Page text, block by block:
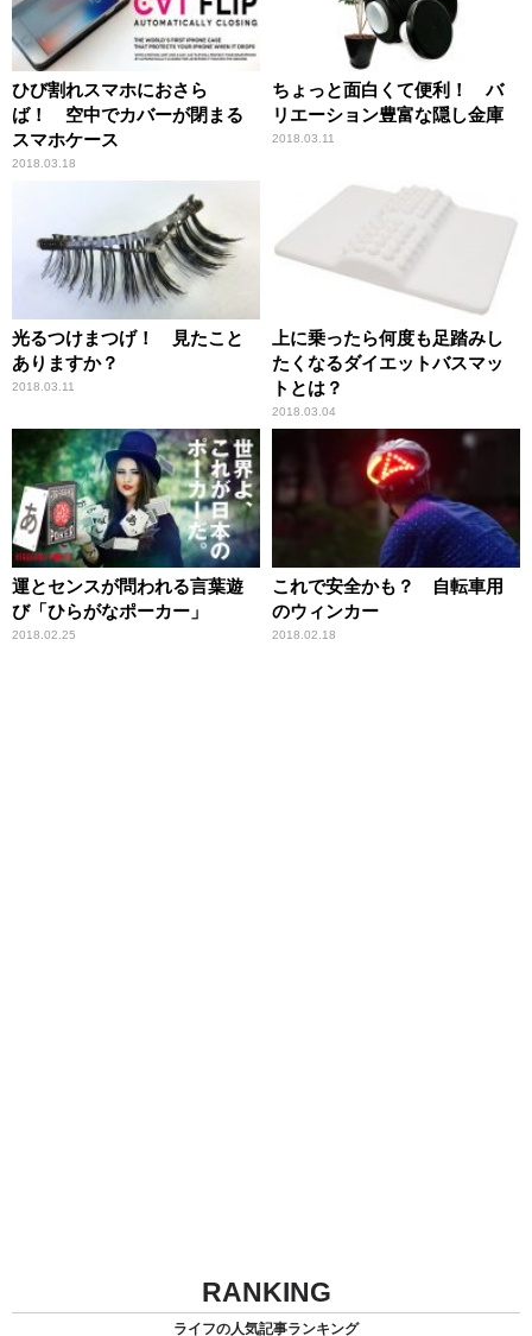
ひび割れスマホにおさら
ば！ 空中でカバーが閉まる
スマホケース
2018.03.18
ちょっと面白くて便利！ バ
リエーション豊富な隠し金庫
2018.03.11
光るつけまつげ！ 見たこと
ありますか？
2018.03.11
上に乗ったら何度も足踏みし
たくなるダイエットバスマッ
トとは？
2018.03.04
運とセンスが問われる言葉遊
び「ひらがなポーカー」
2018.02.25
これで安全かも？ 自転車用
のウィンカー
2018.02.18
RANKING
ライフの人気記事ランキング